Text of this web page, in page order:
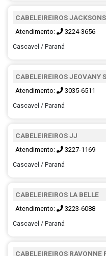
CABELEIREIROS JACKSONS
Atendimento: 3224-3656
Cascavel / Paraná
CABELEIREIROS JEOVANY
Atendimento: 3035-6511
Cascavel / Paraná
CABELEIREIROS JJ
Atendimento: 3227-1169
Cascavel / Paraná
CABELEIREIROS LA BELLE
Atendimento: 3223-6088
Cascavel / Paraná
CABELEIREIROS RAVONNE